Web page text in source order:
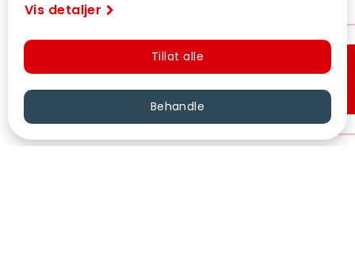
Vis detaljer
Tillat alle
Behandle Hurtigkjøp